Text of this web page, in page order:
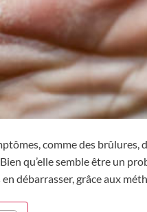
comme des
qu’elle semble être un
débarrasser, grâce aux